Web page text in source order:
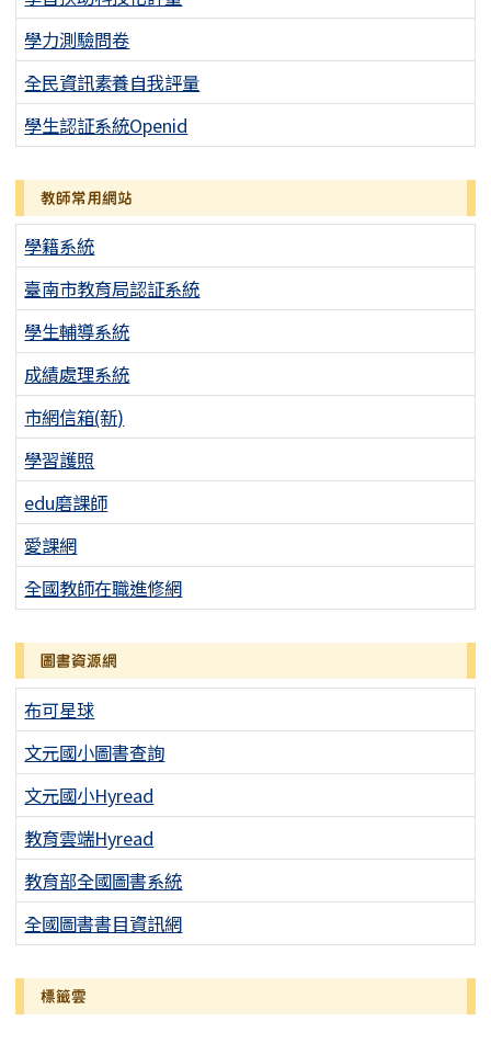
學力測驗問卷
全民資訊素養自我評量
學生認証系統Openid
教師常用網站
學籍系統
臺南市教育局認証系統
學生輔導系統
成績處理系統
市網信箱(新)
學習護照
edu磨課師
愛課網
全國教師在職進修網
圖書資源網
布可星球
文元國小圖書查詢
文元國小Hyread
教育雲端Hyread
教育部全國圖書系統
全國圖書書目資訊網
標籤雲